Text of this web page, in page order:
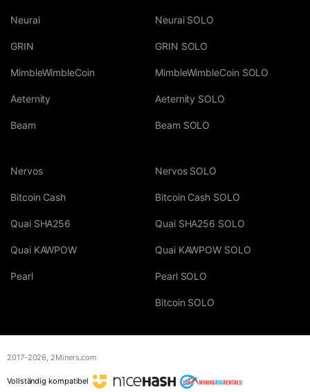
Neurai
GRIN
MimbleWimbleCoin
Aeternity
Beam
Neurai SOLO
GRIN SOLO
MimbleWimbleCoin SOLO
Aeternity SOLO
Beam SOLO
Nervos
Bitcoin Cash
Quai SHA256
Quai KAWPOW
Pearl
Nervos SOLO
Bitcoin Cash SOLO
Quai SHA256 SOLO
Quai KAWPOW SOLO
Pearl SOLO
Bitcoin SOLO
2017-2026, 2Miners.com
Vollständig kompatibel